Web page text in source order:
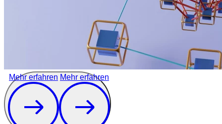
Mehr erfahren Mehr erfahren